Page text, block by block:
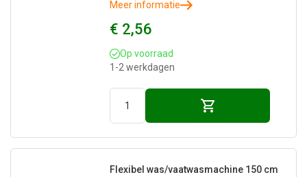
Meer informatie
€ 2,56
Op voorraad
1-2 werkdagen
Flexibel was/vaatwasmachine 150 cm